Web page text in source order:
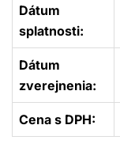
Dátum
splatnosti:
Dátum
zverejnenia:
Cena s DPH: